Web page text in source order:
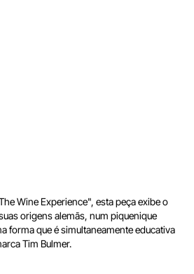
Wine Experience", esta peça exibe o
origens alemãs, num piquenique
forma que é simultaneamente educativa
Tim Bulmer.